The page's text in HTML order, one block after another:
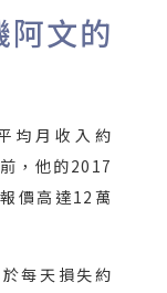
阿文的
均月收入約
，他的2017
價高達12萬
每天損失約